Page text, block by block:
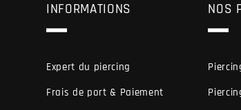
INFORMATIONS
Expert du piercing
Frais de port & Paiement
NOS